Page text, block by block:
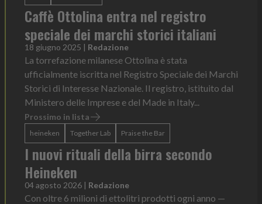
Caffè Ottolina entra nel registro
speciale dei marchi storici italiani
18 giugno 2025 | Redazione
La torrefazione milanese Ottolina è stata
ufficialmente iscritta nel Registro Speciale dei Marchi
Storici di Interesse Nazionale. Il registro, istituito dal
Ministero delle Imprese e del Made in Italy...
Prossimo in lista
heineken Together Lab Praise the Bar
I nuovi rituali della birra secondo
Heineken
04 agosto 2026 | Redazione
Con oltre 6 milioni di ettolitri prodotti ogni anno —